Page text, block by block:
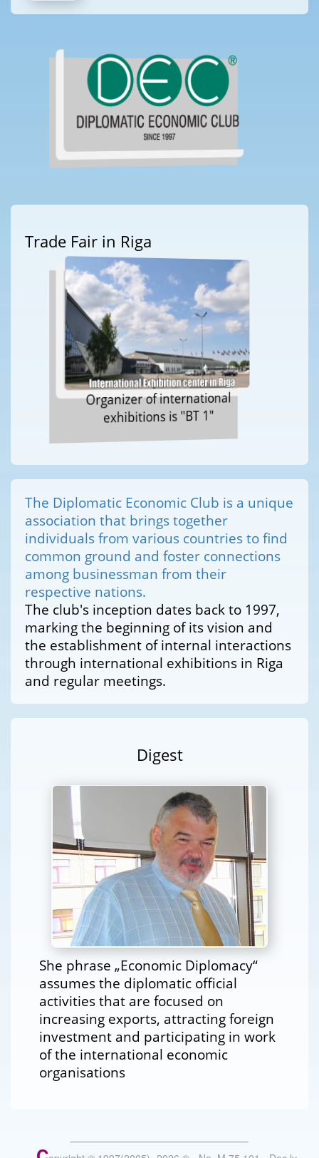
Trade Fair in Riga
Organizer of international
exhibitions is "BT 1"
The Diplomatic Economic Club is a unique
association that brings together
individuals from various countries to find
common ground and foster connections
among businessman from their
respective nations.
The club's inception dates back to 1997,
marking the beginning of its vision and
the establishment of internal interactions
through international exhibitions in Riga
and regular meetings.
Digest
She phrase „Economic Diplomacy“
assumes the diplomatic official
activities that are focused on
increasing exports, attracting foreign
investment and participating in work
of the international economic
organisations